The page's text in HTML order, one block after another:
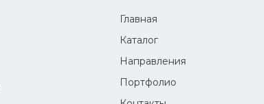
Главная
Каталог
Направления
Портфолио